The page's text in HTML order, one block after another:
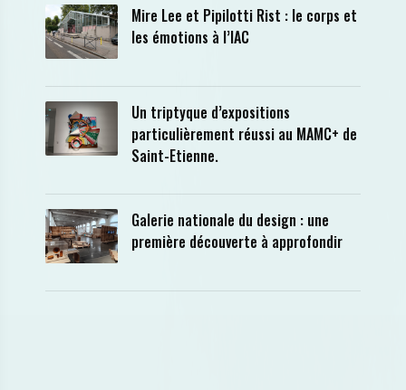
Mire Lee et Pipilotti Rist : le corps et
les émotions à l’IAC
Un triptyque d’expositions
particulièrement réussi au MAMC+ de
Saint-Etienne.
Galerie nationale du design : une
première découverte à approfondir